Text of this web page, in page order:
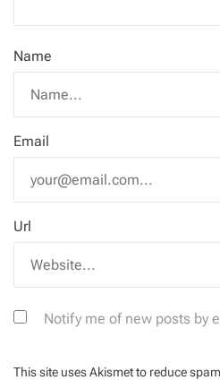
Name
Email
Url
Notify me of new posts by
This site uses Akismet to reduce